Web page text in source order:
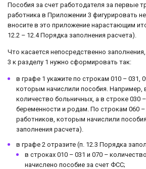
Пособия за счет работодателя за первые
работника в Приложении 3 фигурировать
вносите в это приложение нарастающим
12.2 – 12.4 Порядка заполнения расчета).
Что касается непосредственно
3 к разделу 1 нужно сформировать так:
в графе 1 укажите по строкам 010 – 031,
которым начислили пособия. Например,
количество больничных, а в строке 030
беременности и родам. По строкам 060 –
работников, которым начислили
заполнения расчета).
в графе 2 отразите (п. 12.3 Порядка
в строках 010 – 031 и 070 –
начислено пособие за счет ФСС;